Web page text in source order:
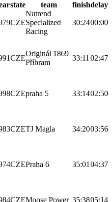
state team finishdelay
CZE
Nutrend
Specialized
Racing
30:2400:00
CZE
Originál 1869
Příbram
33:1102:47
CZEpraha 5 33:1402:50
CZETJ Magla 34:2003:56
CZEPraha 6 35:0104:37
CZEMoose Power 35:3805:14